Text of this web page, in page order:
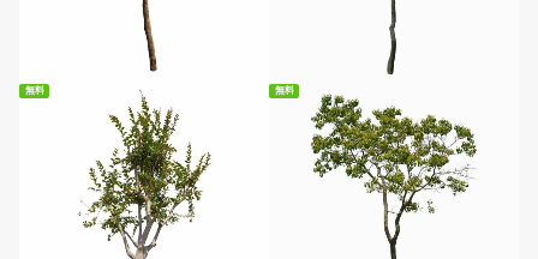
無料ダウンロード 無料ダウンロード
無料 無料